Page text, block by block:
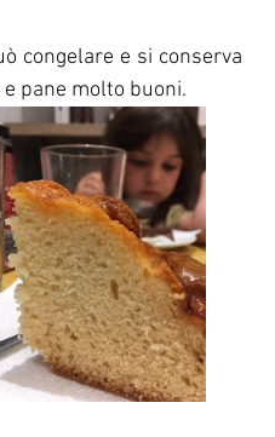
congelare e si conserva
pane molto buoni.